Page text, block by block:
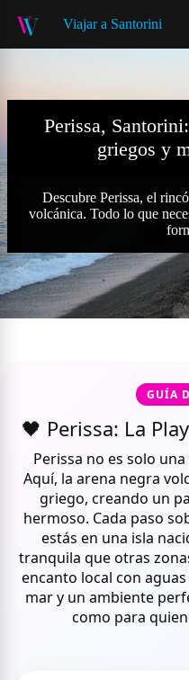
S
a
l
r
d
o
Viajar a Santorini
Perissa,
griegos y
Descubre Perissa, el
volcánica. Todo lo que
GUÍA
🖤 Perissa: La
Perissa no es solo
Aquí, la arena negra
griego, creando un
hermoso. Cada paso
estás en una isla
tranquila que otras
encanto local con
mar y un ambiente
como para